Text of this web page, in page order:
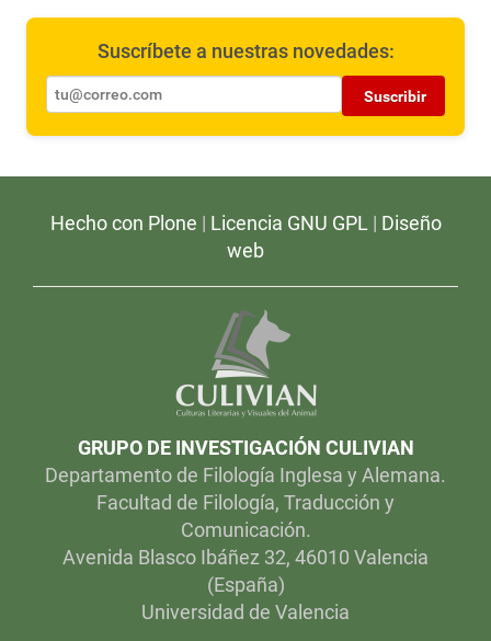
Suscríbete a nuestras novedades:
Suscribir
Hecho con Plone | Licencia GNU GPL | Diseño
web
GRUPO DE INVESTIGACIÓN CULIVIAN
Departamento de Filología Inglesa y Alemana.
Facultad de Filología, Traducción y
Comunicación.
Avenida Blasco Ibáñez 32, 46010 Valencia
(España)
Universidad de Valencia